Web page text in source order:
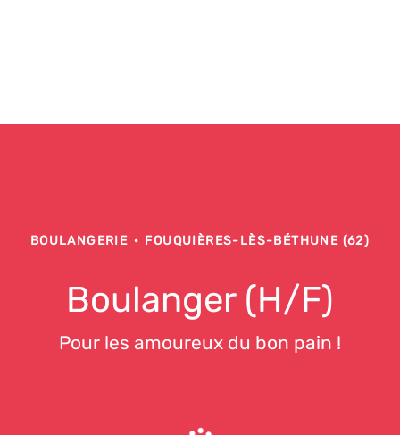
BOULANGERIE · FOUQUIÈRES-LÈS-BÉTHUNE (62)
Boulanger (H/F)
Pour les amoureux du bon pain !